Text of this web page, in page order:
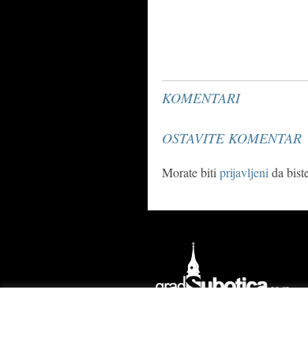
KOMENTARI
OSTAVITE KOMENTAR
Morate biti prijavljeni da